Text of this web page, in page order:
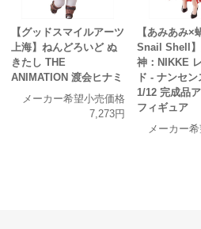
【グッドスマイルアーツ
上海】ねんどろいど ぬ
きたし THE
ANIMATION 渡会ヒナミ
メーカー希望小売価格
7,273円
【あみあみ×
Snail Shell
神：NIKKE
ド - ナンセ
1/12 完成品
フィギュア
メーカー